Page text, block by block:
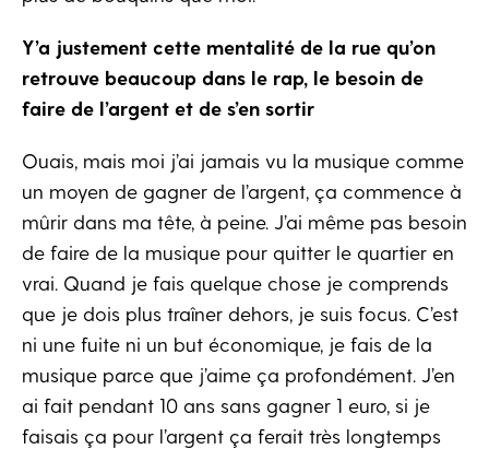
Y’a justement cette mentalité de la rue qu’on
retrouve beaucoup dans le rap, le besoin de
faire de l’argent et de s’en sortir
Ouais, mais moi j’ai jamais vu la musique comme
un moyen de gagner de l’argent, ça commence à
mûrir dans ma tête, à peine. J’ai même pas besoin
de faire de la musique pour quitter le quartier en
vrai. Quand je fais quelque chose je comprends
que je dois plus traîner dehors, je suis focus. C’est
ni une fuite ni un but économique, je fais de la
musique parce que j’aime ça profondément. J’en
ai fait pendant 10 ans sans gagner 1 euro, si je
faisais ça pour l’argent ça ferait très longtemps